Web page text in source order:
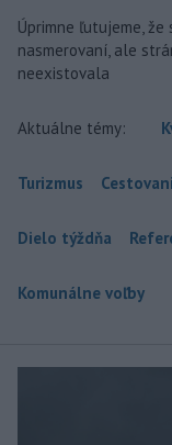
Úprimne ľutujeme,
nasmerovaní, ale
neexistovala
Aktuálne témy:
Turizmus
Dielo týždňa
Komunálne voľby